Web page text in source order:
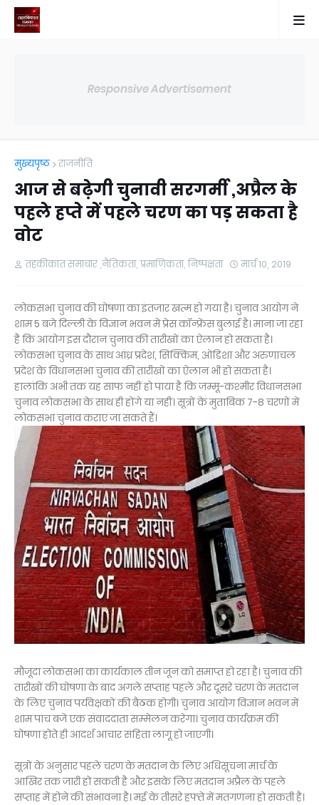
Responsive Advertisement
मुख्यपृष्ठ राजनीति
आज से बढ़ेगी चुनावी सरगर्मी ,अप्रैल के
पहले हप्ते में पहले चरण का पड़ सकता है
वोट
तहकीकात समाचार ,नैतिकता, प्रमाणिकता, निष्पक्षता मार्च 10, 2019
लोकसभा चुनाव की घोषणा का इंतजार खत्म हो गया है। चुनाव आयोग ने
शाम 5 बजे दिल्ली के विज्ञान भवन में प्रेस कॉन्फ्रेंस बुलाई है। माना जा रहा
है कि आयोग इस दौरान चुनाव की तारीखों का ऐलान हो सकता है।
लोकसभा चुनाव के साथ आंध्र प्रदेश, सिक्किम, ओडिशा और अरुणाचल
प्रदेश के विधानसभा चुनाव की तारीखों का ऐलान भी हो सकता है।
हालांकि अभी तक यह साफ नहीं हो पाया है कि जम्मू-कश्मीर विधानसभा
चुनाव लोकसभा के साथ ही होंगे या नहीं। सूत्रों के मुताबिक 7-8 चरणों में
लोकसभा चुनाव कराए जा सकते हैं।
मौजूदा लोकसभा का कार्यकाल तीन जून को समाप्त हो रहा है। चुनाव की
तारीखों की घोषणा के बाद अगले सप्ताह पहले और दूसरे चरण के मतदान
के लिए चुनाव पर्यवेक्षकों की बैठक होगी। चुनाव आयोग विज्ञान भवन में
शाम पांच बजे एक संवाददाता सम्मेलन करेगा। चुनाव कार्यक्रम की
घोषणा होते ही आदर्श आचार संहिता लागू हो जाएगी।
सूत्रों के अनुसार पहले चरण के मतदान के लिए अधिसूचना मार्च के
आखिर तक जारी हो सकती है और इसके लिए मतदान अप्रैल के पहले
सप्ताह में होने की संभावना है। मई के तीसरे हफ्ते में मतगणना हो सकती है।